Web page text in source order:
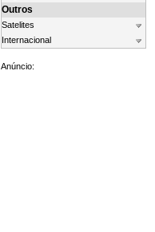
Outros
Satelites
Internacional
Anúncio: